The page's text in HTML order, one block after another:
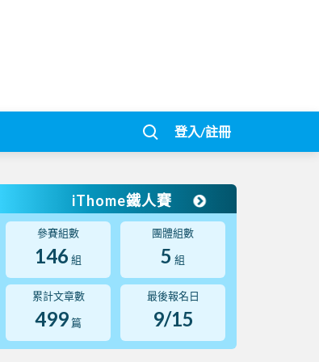
登入/註冊
iThome鐵人賽
參賽組數
146 組
團體組數
5 組
累計文章數
499 篇
最後報名日
9/15